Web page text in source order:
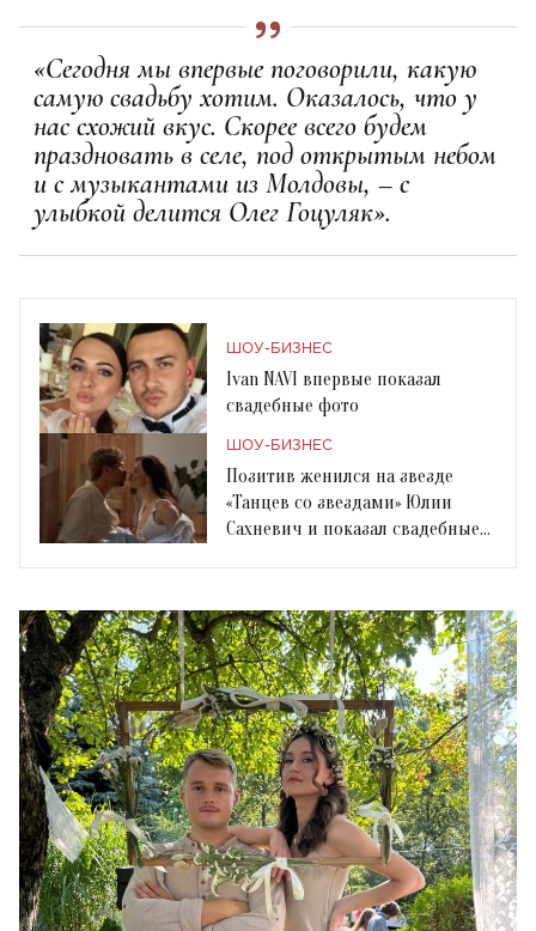
«Сегодня мы впервые поговорили, какую
самую свадьбу хотим. Оказалось, что у
нас схожий вкус. Скорее всего будем
праздновать в селе, под открытым небом
и с музыкантами из Молдовы, – с
улыбкой делится Олег Гоцуляк».
ШОУ-БИЗНЕС
Ivan NAVI впервые показал
свадебные фото
ШОУ-БИЗНЕС
Позитив женился на звезде
«Танцев со звездами» Юлии
Сахневич и показал свадебные